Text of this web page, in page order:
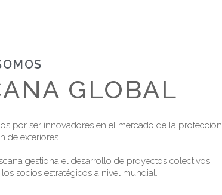
GLOBAL
por ser innovadores en el mercado de la protección
de exteriores.
gestiona el desarrollo de proyectos colectivos
socios estratégicos a nivel mundial.